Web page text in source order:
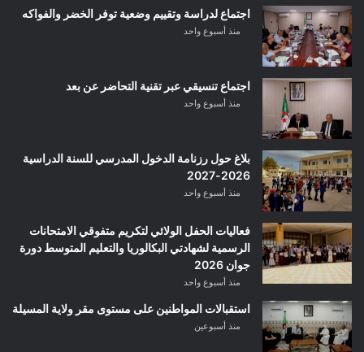
اجتماع لدراسة وتقييم وضعية توفر الخضر والفواكه
منذ أسبوع واحد
اجتماع تنسيقي عبر تقنية التحاضر عن بعد
منذ أسبوع واحد
بلاغ حول رزنامة الدخول المدرسي للسنة الدراسية
2026-2027
منذ أسبوع واحد
فعاليات الحفل الولائي لتكريم متفوقي الامتحانات
الرسمية لشهادتي البكالوريا والتعليم المتوسط دورة
جوان 2026
منذ أسبوع واحد
استقبالات المواطنين على مستوى مقر ولاية المسيلة
منذ أسبوعين